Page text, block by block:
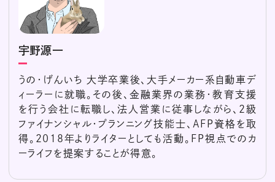
宇野源一
うの・げんいち 大学卒業後、大手メーカー系自動車デ
ィーラーに就職。その後、金融業界の業務・教育支援
を行う会社に転職し、法人営業に従事しながら、2級
ファイナンシャル・プランニング技能士、AFP資格を取
得。2018年よりライターとしても活動。FP視点でのカ
ーライフを提案することが得意。